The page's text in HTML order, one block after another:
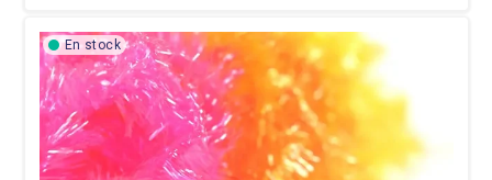
a
plusieurs
variations.
Les
options
En stock